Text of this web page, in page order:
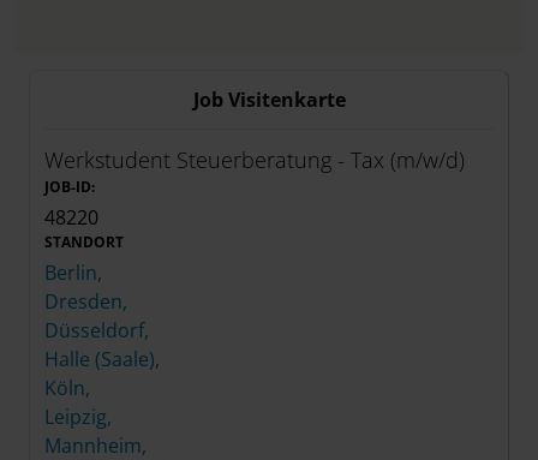
Job Visitenkarte
Werkstudent Steuerberatung - Tax (m/w/d)
JOB-ID:
48220
STANDORT
Berlin,
Dresden,
Düsseldorf,
Halle (Saale),
Köln,
Leipzig,
Mannheim,